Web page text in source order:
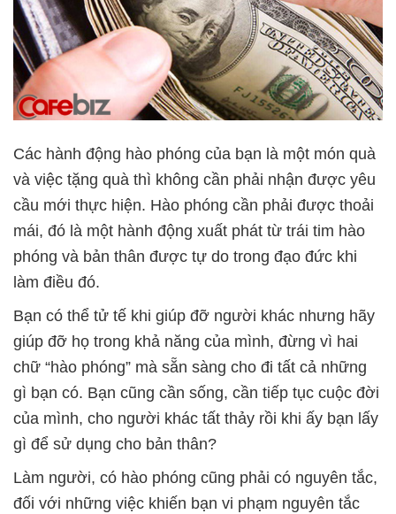
Các hành động hào phóng của bạn là một món quà
và việc tặng quà thì không cần phải nhận được yêu
cầu mới thực hiện. Hào phóng cần phải được thoải
mái, đó là một hành động xuất phát từ trái tim hào
phóng và bản thân được tự do trong đạo đức khi
làm điều đó.
Bạn có thể tử tế khi giúp đỡ người khác nhưng hãy
giúp đỡ họ trong khả năng của mình, đừng vì hai
chữ “hào phóng” mà sẵn sàng cho đi tất cả những
gì bạn có. Bạn cũng cần sống, cần tiếp tục cuộc đời
của mình, cho người khác tất thảy rồi khi ấy bạn lấy
gì để sử dụng cho bản thân?
Làm người, có hào phóng cũng phải có nguyên tắc,
đối với những việc khiến bạn vi phạm nguyên tắc